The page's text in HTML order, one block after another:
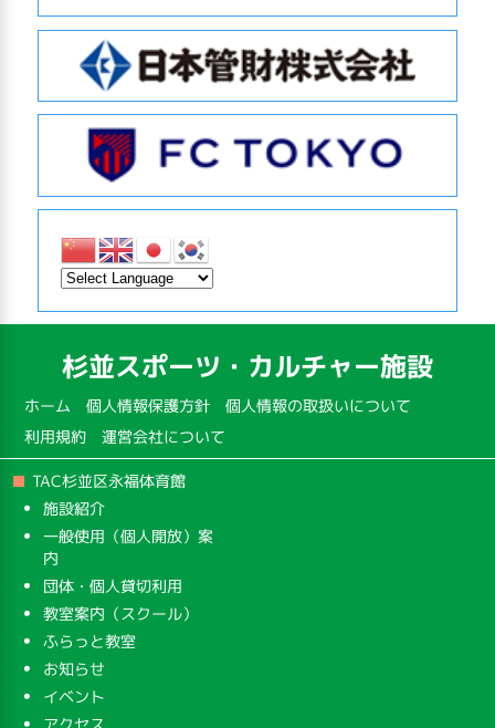
杉並スポーツ・カルチャー施設
ホーム 個人情報保護方針 個人情報の取扱いについて
利用規約 運営会社について
TAC杉並区永福体育館
施設紹介
一般使用（個人開放）案
内
団体・個人貸切利用
教室案内（スクール）
ふらっと教室
お知らせ
イベント
アクセス